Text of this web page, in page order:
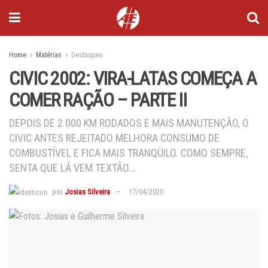
Home Matérias Destaques
CIVIC 2002: VIRA-LATAS COMEÇA A
COMER RAÇÃO – PARTE II
DEPOIS DE 2.000 KM RODADOS E MAIS MANUTENÇÃO, O
CIVIC ANTES REJEITADO MELHORA CONSUMO DE
COMBUSTÍVEL E FICA MAIS TRANQÜILO. COMO SEMPRE,
SENTA QUE LÁ VEM TEXTÃO...
por Josias Silveira 17/04/2020